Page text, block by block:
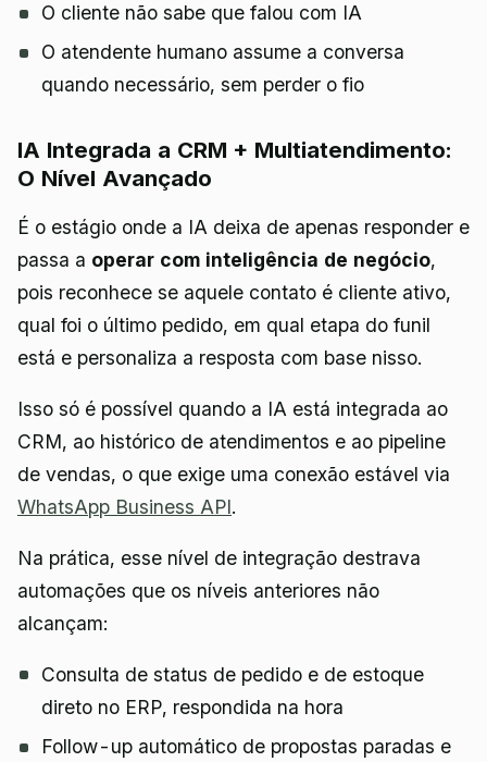
O cliente não sabe que falou com IA
O atendente humano assume a conversa
quando necessário, sem perder o fio
IA Integrada a CRM + Multiatendimento:
O Nível Avançado
É o estágio onde a IA deixa de apenas responder e
passa a operar com inteligência de negócio,
pois reconhece se aquele contato é cliente ativo,
qual foi o último pedido, em qual etapa do funil
está e personaliza a resposta com base nisso.
Isso só é possível quando a IA está integrada ao
CRM, ao histórico de atendimentos e ao pipeline
de vendas, o que exige uma conexão estável via
WhatsApp Business API.
Na prática, esse nível de integração destrava
automações que os níveis anteriores não
alcançam:
Consulta de status de pedido e de estoque
direto no ERP, respondida na hora
Follow-up automático de propostas paradas e